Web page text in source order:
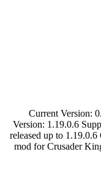
Current Version:
Version: 1.19.0.6
released up to
mod for Crusader